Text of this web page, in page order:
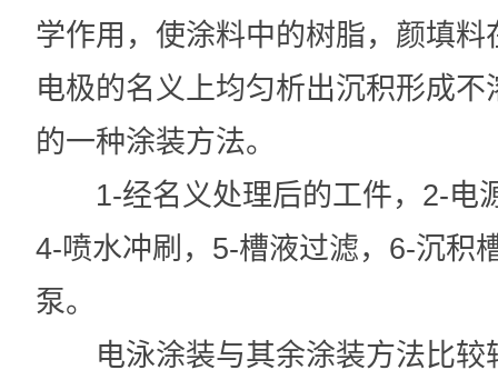
学作用，使涂料中的树脂，颜填料
电极的名义上均匀析出沉积形成不
的一种涂装方法。
1-经名义处理后的工件，2-电
4-喷水冲刷，5-槽液过滤，6-沉积
泵。
电泳涂装与其余涂装方法比较